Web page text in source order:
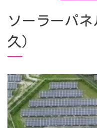
ソーラーパ
久）